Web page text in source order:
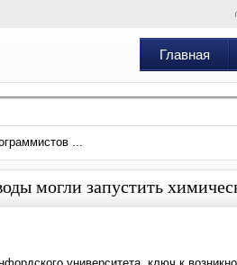
Главная
...
могли запустить